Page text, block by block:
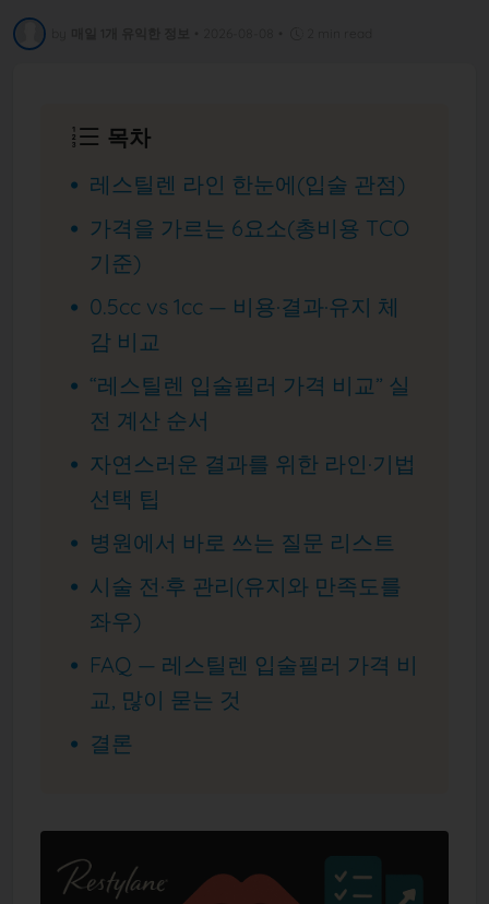
목차
레스틸렌 라인 한눈에(입술 관점)
가격을 가르는 6요소(총비용 TCO
기준)
0.5cc vs 1cc — 비용·결과·유지 체
감 비교
“레스틸렌 입술필러 가격 비교” 실
전 계산 순서
자연스러운 결과를 위한 라인·기법
선택 팁
병원에서 바로 쓰는 질문 리스트
시술 전·후 관리(유지와 만족도를
좌우)
FAQ — 레스틸렌 입술필러 가격 비
교, 많이 묻는 것
결론